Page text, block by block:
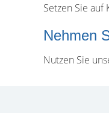
Setzen Sie
Nehmen
Nutzen Sie